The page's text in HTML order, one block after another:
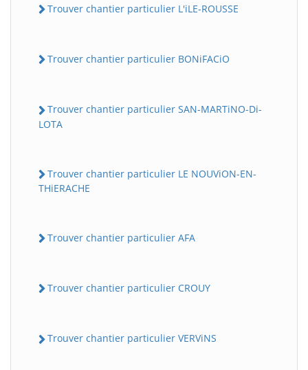
Trouver chantier particulier L'iLE-ROUSSE
Trouver chantier particulier BONiFACiO
Trouver chantier particulier SAN-MARTiNO-Di-
LOTA
Trouver chantier particulier LE NOUViON-EN-
THiERACHE
Trouver chantier particulier AFA
Trouver chantier particulier CROUY
Trouver chantier particulier VERViNS